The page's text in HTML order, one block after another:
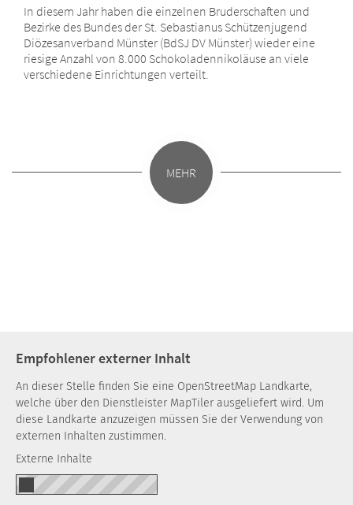
In diesem Jahr haben die einzelnen Bruderschaften und
Bezirke des Bundes der St. Sebastianus Schützenjugend
Diözesanverband Münster (BdSJ DV Münster) wieder eine
riesige Anzahl von 8.000 Schokoladennikoläuse an viele
verschiedene Einrichtungen verteilt.
MEHR
Empfohlener externer Inhalt
An dieser Stelle finden Sie eine OpenStreetMap Landkarte,
welche über den Dienstleister MapTiler ausgeliefert wird. Um
diese Landkarte anzuzeigen müssen Sie der Verwendung von
externen Inhalten zustimmen.
Externe Inhalte